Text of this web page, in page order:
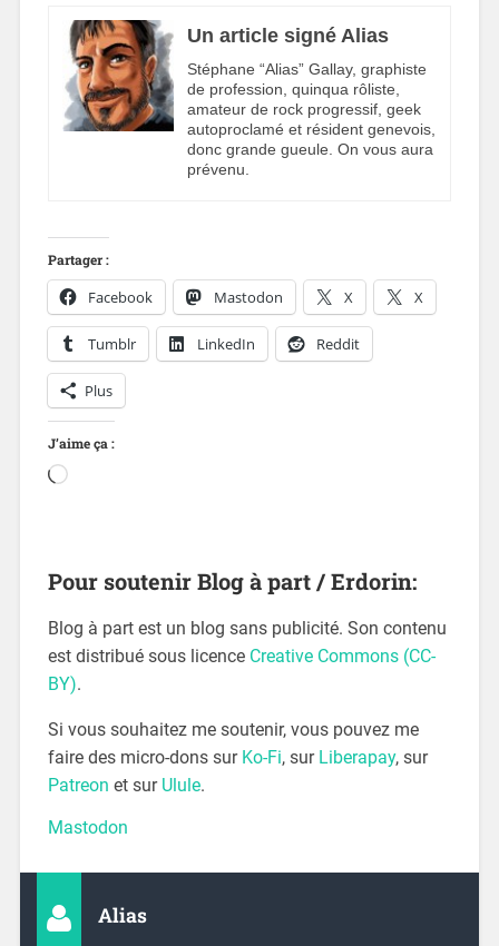
Un article signé Alias
Stéphane “Alias” Gallay, graphiste
de profession, quinqua rôliste,
amateur de rock progressif, geek
autoproclamé et résident genevois,
donc grande gueule. On vous aura
prévenu.
Partager :
Facebook Mastodon X X
Tumblr LinkedIn Reddit
Plus
J’aime ça :
Pour soutenir Blog à part / Erdorin:
Blog à part est un blog sans publicité. Son contenu
est distribué sous licence Creative Commons (CC-
BY).
Si vous souhaitez me soutenir, vous pouvez me
faire des micro-dons sur Ko-Fi, sur Liberapay, sur
Patreon et sur Ulule.
Mastodon
Alias